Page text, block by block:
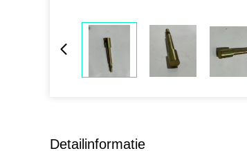
Detailinformatie